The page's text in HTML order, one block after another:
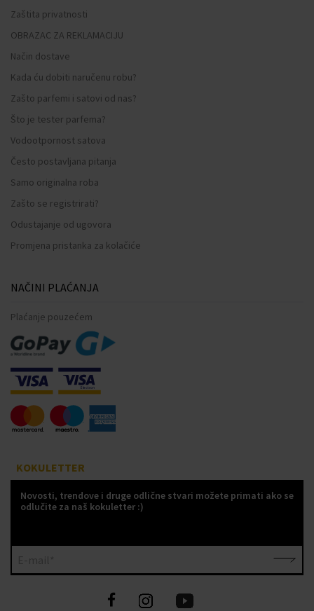
Zaštita privatnosti
OBRAZAC ZA REKLAMACIJU
Način dostave
Kada ću dobiti naručenu robu?
Zašto parfemi i satovi od nas?
Što je tester parfema?
Vodootpornost satova
Često postavljana pitanja
Samo originalna roba
Zašto se registrirati?
Odustajanje od ugovora
Promjena pristanka za kolačiće
NAČINI PLAĆANJA
Plaćanje pouzećem
KOKULETTER
Novosti, trendove i druge odlične stvari možete primati ako se
odlučite za naš kokuletter :)